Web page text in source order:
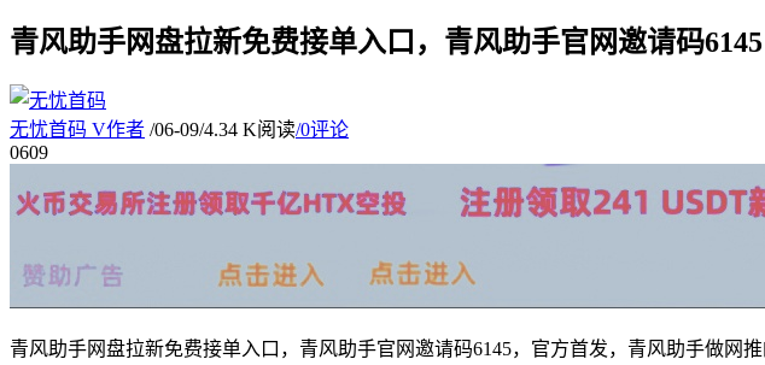
青风助手网盘拉新免费接单入口，青风助手官网邀请码6145
无忧首码 V作者 /06-09/4.34 K阅读/0评论
0609
青风助手网盘拉新免费接单入口，青风助手官网邀请码6145，官方首发，青风助手做